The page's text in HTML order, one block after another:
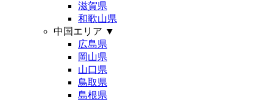
滋賀県
和歌山県
中国エリア ▼
広島県
岡山県
山口県
鳥取県
島根県